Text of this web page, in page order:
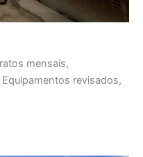
mensais,
revisados,